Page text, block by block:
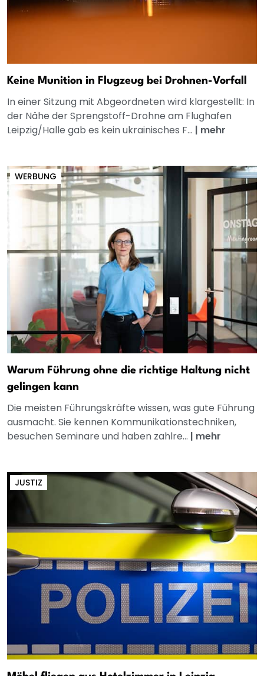
Keine Munition in Flugzeug bei Drohnen-Vorfall
In einer Sitzung mit Abgeordneten wird klargestellt: In
der Nähe der Sprengstoff-Drohne am Flughafen
Leipzig/Halle gab es kein ukrainisches F... | mehr
WERBUNG
Warum Führung ohne die richtige Haltung nicht
gelingen kann
Die meisten Führungskräfte wissen, was gute Führung
ausmacht. Sie kennen Kommunikationstechniken,
besuchen Seminare und haben zahlre... | mehr
JUSTIZ